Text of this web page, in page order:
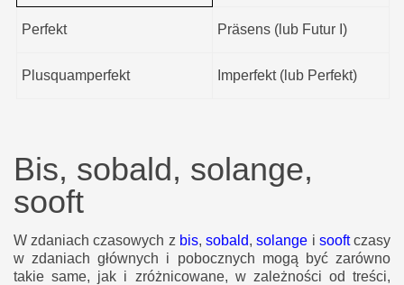
Perfekt Präsens (lub Futur I)
Plusquamperfekt Imperfekt (lub Perfekt)
Bis, sobald, solange,
sooft
W zdaniach czasowych z bis,sobald,solange i sooftczasy
w zdaniach głównych i pobocznych mogą być zarówno
takie same, jak i zróżnicowane, w zależności od treści,